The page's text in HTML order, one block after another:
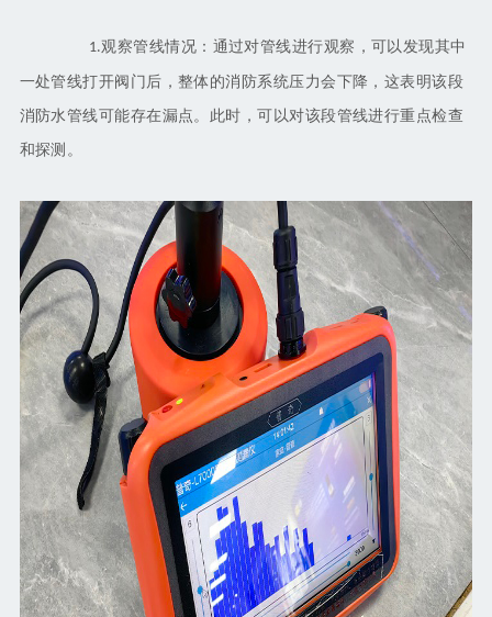
1.观察管线情况：通过对管线进行观察，可以发现其中
一处管线打开阀门后，整体的消防系统压力会下降，这表明该段
消防水管线可能存在漏点。此时，可以对该段管线进行重点检查
和探测。